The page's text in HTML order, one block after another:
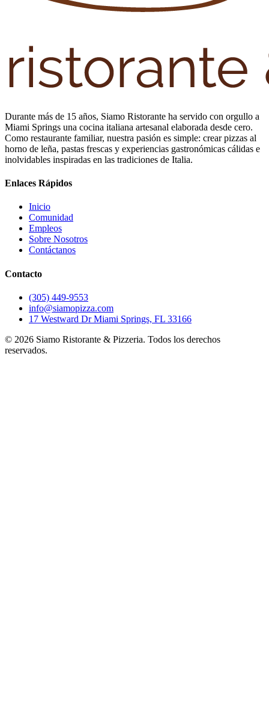
Durante más de 15 años, Siamo Ristorante ha servido con orgullo a
Miami Springs una cocina italiana artesanal elaborada desde cero.
Como restaurante familiar, nuestra pasión es simple: crear pizzas al
horno de leña, pastas frescas y experiencias gastronómicas cálidas e
inolvidables inspiradas en las tradiciones de Italia.
Enlaces Rápidos
Inicio
Comunidad
Empleos
Sobre Nosotros
Contáctanos
Contacto
(305) 449-9553
info@siamopizza.com
17 Westward Dr Miami Springs, FL 33166
© 2026 Siamo Ristorante & Pizzeria. Todos los derechos
reservados.